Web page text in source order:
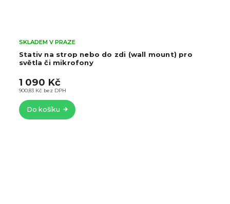
Stativ na strop nebo do zdi (wall mount) pro
světla či mikrofony
SKLADEM V PRAZE
900,83 Kč bez DPH
1 090 Kč
Do košíku